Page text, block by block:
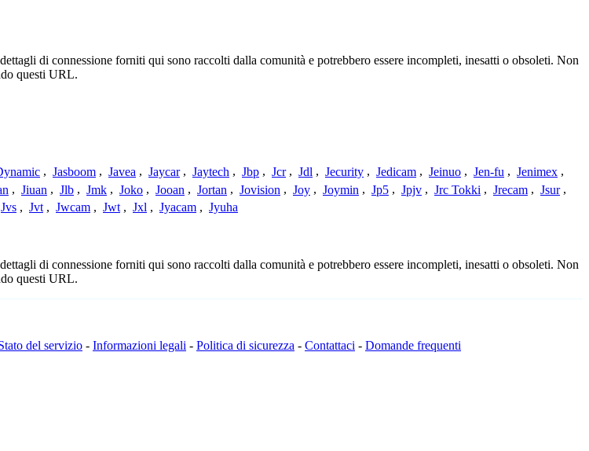
di connessione forniti qui sono raccolti dalla comunità e potrebbero essere incompleti, inesatti o obsoleti. Non
questi URL.
, Jasboom , Javea , Jaycar , Jaytech , Jbp , Jcr , Jdl , Jecurity , Jedicam , Jeinuo , Jen-fu , Jenimex ,
, Jiuan , Jlb , Jmk , Joko , Jooan , Jortan , Jovision , Joy , Joymin , Jp5 , Jpjv , Jrc Tokki , Jrecam , Jsur ,
Jvs , Jvt , Jwcam , Jwt , Jxl , Jyacam , Jyuha
di connessione forniti qui sono raccolti dalla comunità e potrebbero essere incompleti, inesatti o obsoleti. Non
questi URL.
del servizio - Informazioni legali - Politica di sicurezza - Contattaci - Domande frequenti